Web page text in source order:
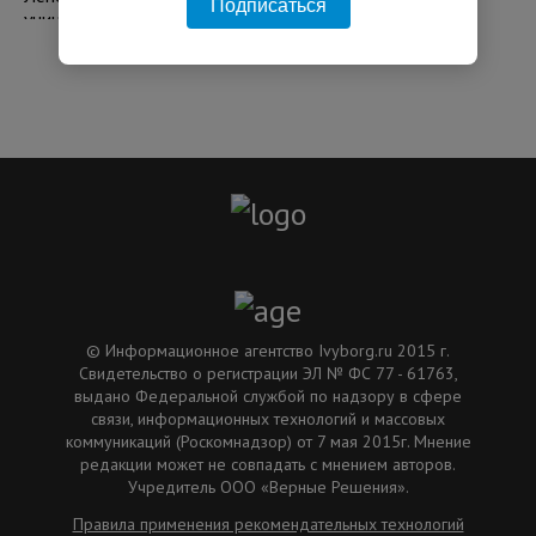
06:18 04.08.2026
© Информационное агентство Ivyborg.ru 2015 г.
Свидетельство о регистрации ЭЛ № ФС 77 - 61763,
выдано Федеральной службой по надзору в сфере
связи, информационных технологий и массовых
коммуникаций (Роскомнадзор) от 7 мая 2015г. Мнение
редакции может не совпадать с мнением авторов.
Учредитель ООО «Верные Решения».
Правила применения рекомендательных технологий
Подписаться